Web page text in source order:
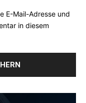
E-Mail-Adresse und
in diesem